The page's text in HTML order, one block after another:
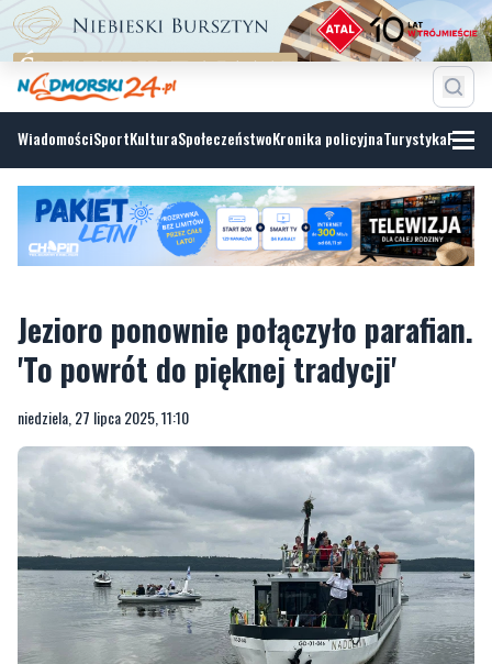
WiadomościSportKulturaSpołeczeństwoKronika policyjnaTurystyka
Jezioro ponownie połączyło parafian.
'To powrót do pięknej tradycji'
niedziela, 27 lipca 2025, 11:10